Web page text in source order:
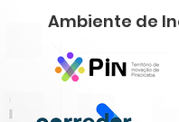
Ambiente de